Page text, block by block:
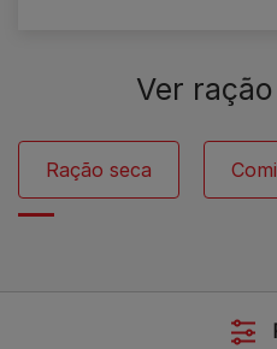
Ver
Ração seca